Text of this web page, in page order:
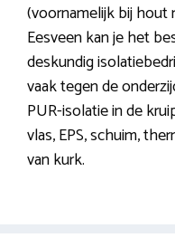
(voornamelijk bij hout
Eesveen kan je het
deskundig
vaak tegen de
PUR-isolatie in de
vlas, EPS, schuim,
van kurk.